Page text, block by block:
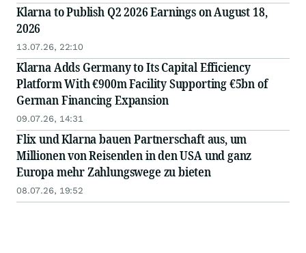
Klarna to Publish Q2 2026 Earnings on August 18,
2026
13.07.26, 22:10
Klarna Adds Germany to Its Capital Efficiency
Platform With €900m Facility Supporting €5bn of
German Financing Expansion
09.07.26, 14:31
Flix und Klarna bauen Partnerschaft aus, um
Millionen von Reisenden in den USA und ganz
Europa mehr Zahlungswege zu bieten
08.07.26, 19:52